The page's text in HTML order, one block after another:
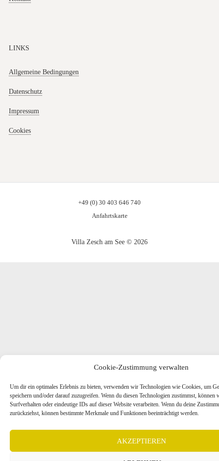
Cookie-Zustimmung verwalten
Um dir ein optimales Erlebnis zu bieten, verwenden wir Technologien wie Cookies, um
speichern und/oder darauf zuzugreifen. Wenn du diesen Technologien zustimmst, können
Surfverhalten oder eindeutige IDs auf dieser Website verarbeiten. Wenn du deine
zurückziehst, können bestimmte Merkmale und Funktionen beeinträchtigt werden.
AKZEPTIEREN
LINKS
Allgemeine Bedingungen
Datenschutz
Impressum
Cookies
Villa Zesch am See © 2026
+49 (0) 30 403 646 740
Anfahrtskarte